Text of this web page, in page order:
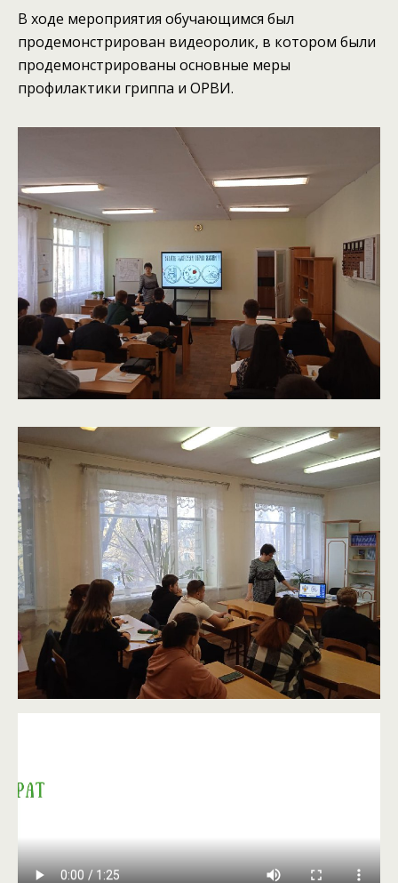
В ходе мероприятия обучающимся был
продемонстрирован видеоролик, в котором были
продемонстрированы основные меры
профилактики гриппа и ОРВИ.